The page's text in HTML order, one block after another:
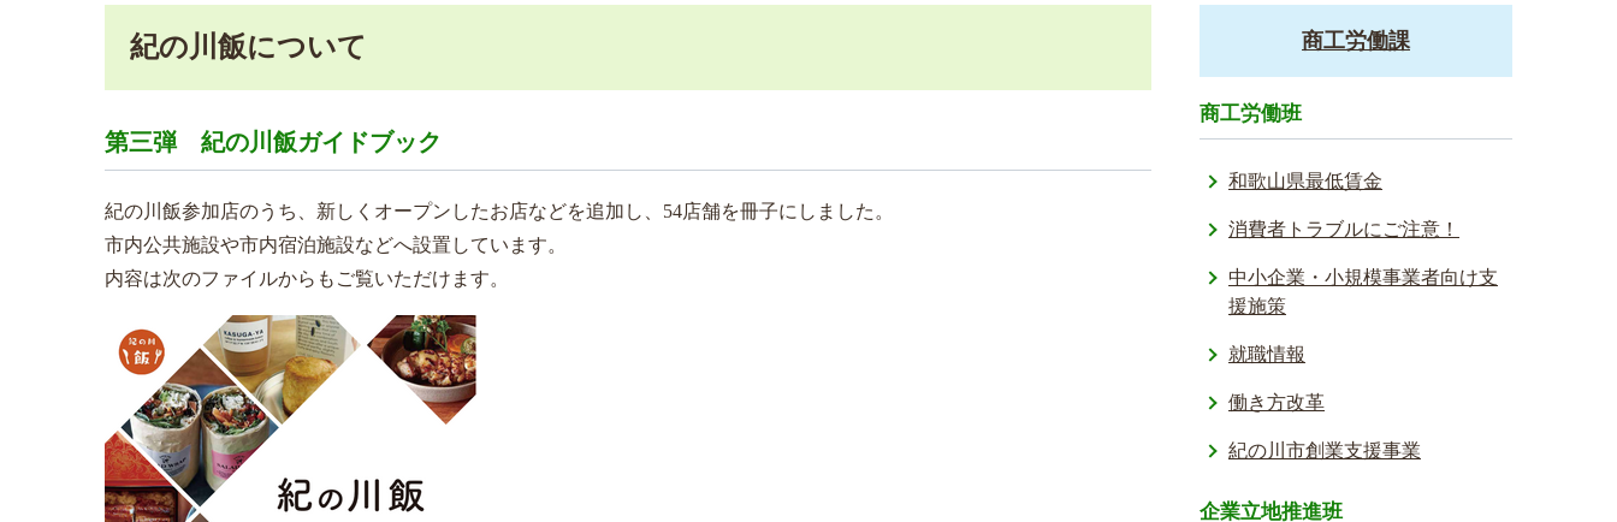
紀の川飯について
第三弾 紀の川飯ガイドブック
紀の川飯参加店のうち、新しくオープンしたお店などを追加し、54店舗を冊子にしました。
市内公共施設や市内宿泊施設などへ設置しています。
内容は次のファイルからもご覧いただけます。
商工労働課
商工労働班
和歌山県最低賃金
消費者トラブルにご注意！
中小企業・小規模事業者向け支
援施策
就職情報
働き方改革
紀の川市創業支援事業
企業立地推進班